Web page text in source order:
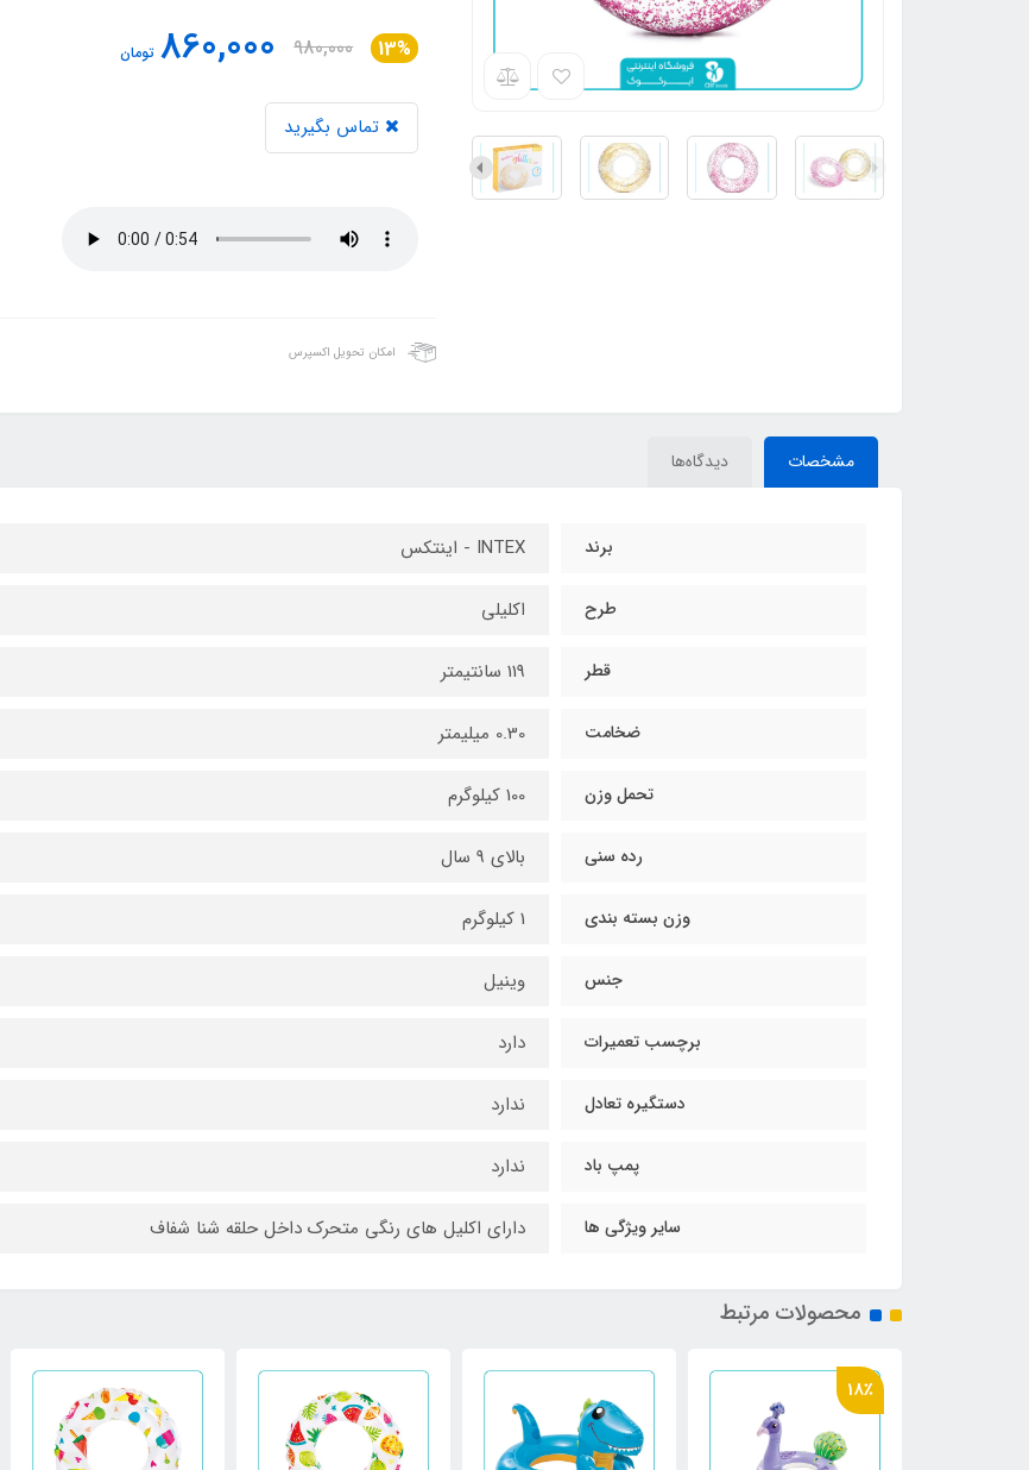
13%
980,000
860,000 تومان
تماس بگیرید
امکان تحویل اکسپرس
مشخصات دیدگاه‌ها
برند INTEX - اینتکس
طرح اکلیلی
قطر 119 سانتیمتر
ضخامت 0.30 میلیمتر
تحمل وزن 100 کیلوگرم
رده سنی بالای 9 سال
وزن بسته بندی 1 کیلوگرم
جنس وینیل
برچسب تعمیرات دارد
دستگیره تعادل ندارد
پمپ باد ندارد
سایر ویژگی ها دارای اکلیل های رنگی متحرک داخل حلقه شنا شفاف
محصولات مرتبط